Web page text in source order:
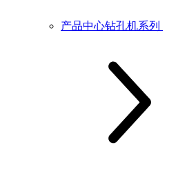
产品中心钻孔机系列